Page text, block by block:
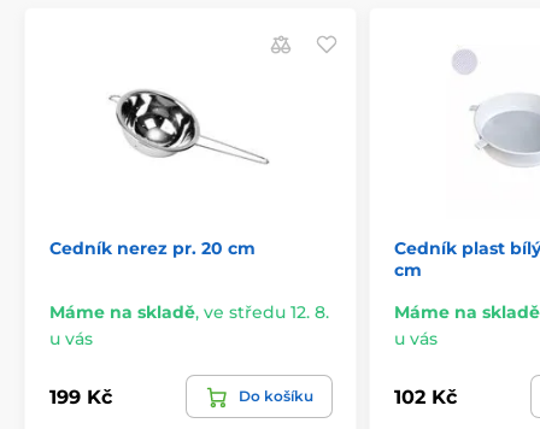
Cedník nerez pr. 20 cm
Máme na skladě, ve středu 12. 8.
u vás
199 Kč Do košíku
Cedník plast
cm
Máme na skladě
u vás
102 Kč